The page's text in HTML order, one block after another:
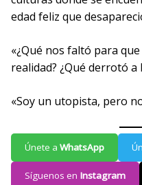
edad feliz que
«¿Qué nos faltó para
realidad? ¿Qué derrotó a
«Soy un utopista, pero
Únete a WhatsApp
Síguenos en Instagram